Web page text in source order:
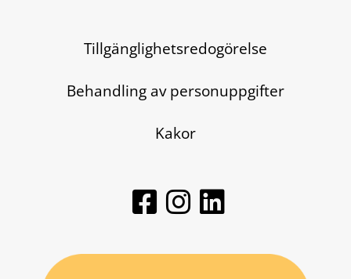
Tillgänglighetsredogörelse
Behandling av personuppgifter
Kakor